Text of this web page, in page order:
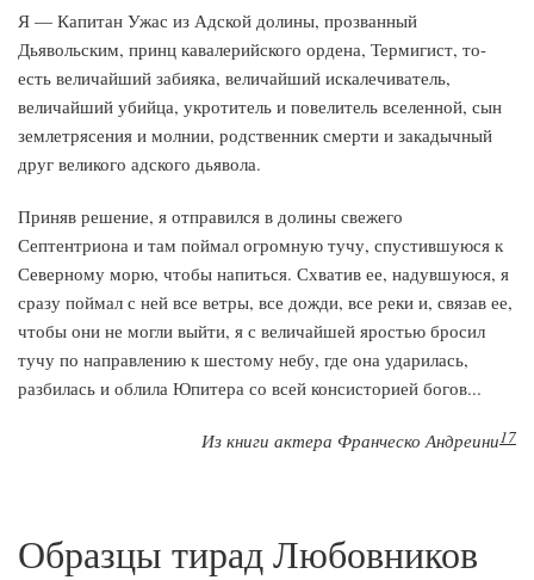
Я — Капитан Ужас из Адской долины, прозванный
Дьявольским, принц кавалерийского ордена, Термигист, то-
есть величайший забияка, величайший искалечиватель,
величайший убийца, укротитель и повелитель вселенной, сын
землетрясения и молнии, родственник смерти и закадычный
друг великого адского дьявола.
Приняв решение, я отправился в долины свежего
Септентриона и там поймал огромную тучу, спустившуюся к
Северному морю, чтобы напиться. Схватив ее, надувшуюся, я
сразу поймал с ней все ветры, все дожди, все реки и, связав ее,
чтобы они не могли выйти, я с величайшей яростью бросил
тучу по направлению к шестому небу, где она ударилась,
разбилась и облила Юпитера со всей консисторией богов...
Из книги актера Франческо Андреини17
Образцы тирад Любовников